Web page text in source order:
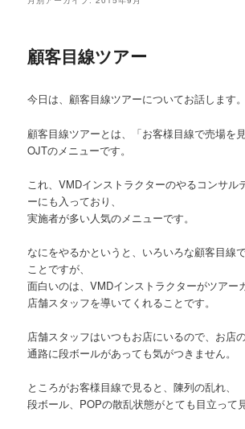
顧客目線ツアー
今日は、顧客目線ツアーについてお話します。
顧客目線ツアーとは、「お客様目線で売場を
OJTのメニューです。
これ、VMDインストラクターのやるコンサル
ーにも入っており、
実施者が多い人気のメニューです。
なにをやるかというと、いろいろな顧客目線
ことですが、
面白いのは、VMDインストラクターがツアー
店舗スタッフを導いてくれることです。
店舗スタッフはいつもお店にいるので、お店
通路に段ボールがあっても気がつきません。
ところがお客様目線で見ると、陳列の乱れ、
段ボール、POPの散乱状態がとても目立って